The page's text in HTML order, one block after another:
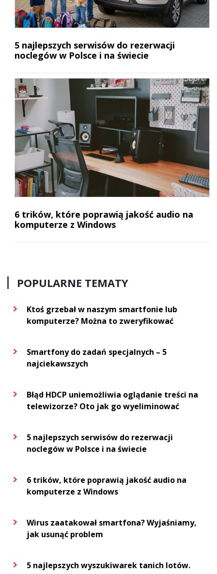
5 najlepszych serwisów do rezerwacji
noclegów w Polsce i na świecie
6 trików, które poprawią jakość audio na
komputerze z Windows
POPULARNE TEMATY
Ktoś grzebał w naszym smartfonie lub
komputerze? Można to zweryfikować
Smartfony do zadań specjalnych – 5
najciekawszych
Błąd HDCP uniemożliwia oglądanie treści na
telewizorze? Oto jak go wyeliminować
5 najlepszych serwisów do rezerwacji
noclegów w Polsce i na świecie
6 trików, które poprawią jakość audio na
komputerze z Windows
Wirus zaatakował smartfona? Wyjaśniamy,
jak usunąć problem
5 najlepszych wyszukiwarek tanich lotów.